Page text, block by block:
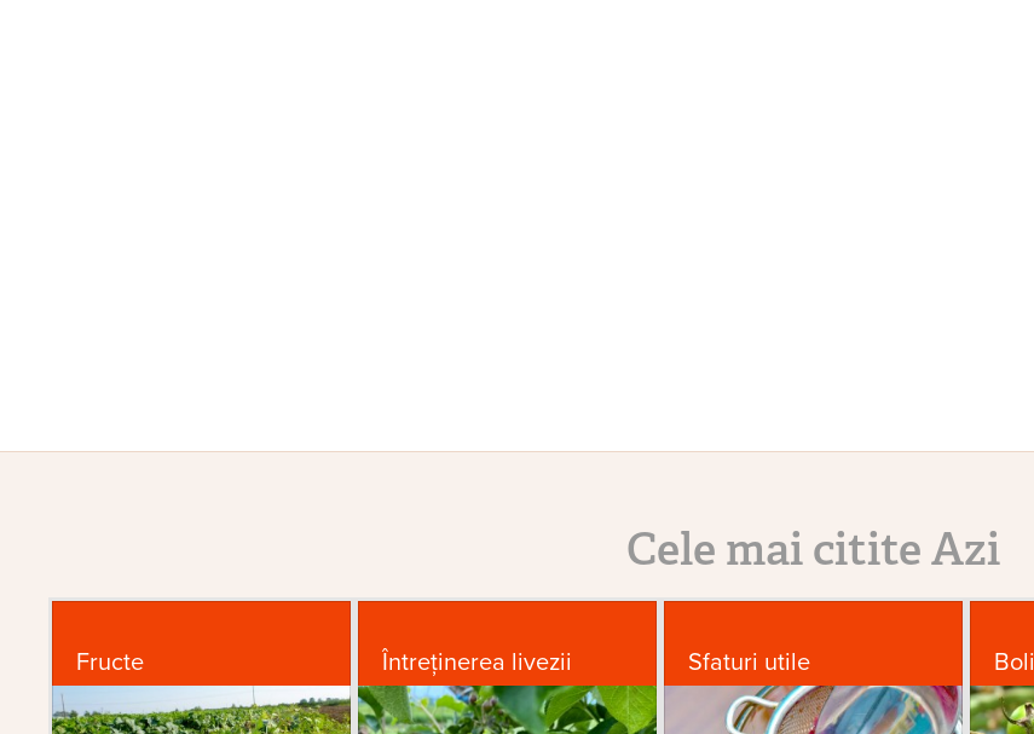
Cele mai citite Azi
Fructe Întreținerea livezii Sfaturi utile Boli